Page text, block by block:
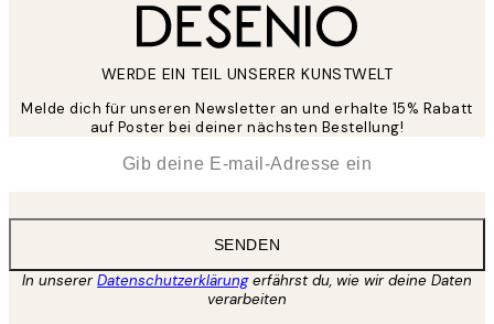
WERDE EIN TEIL UNSERER KUNSTWELT
Melde dich für unseren Newsletter an und erhalte 15% Rabatt
auf Poster bei deiner nächsten Bestellung!
SENDEN
In unsererDatenschutzerklärungerfährst du, wie wir deine Daten
verarbeiten